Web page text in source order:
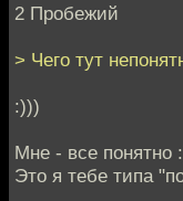
2 Пробежий
> Чего тут
:)))
Мне - все понятно
Это я тебе типа